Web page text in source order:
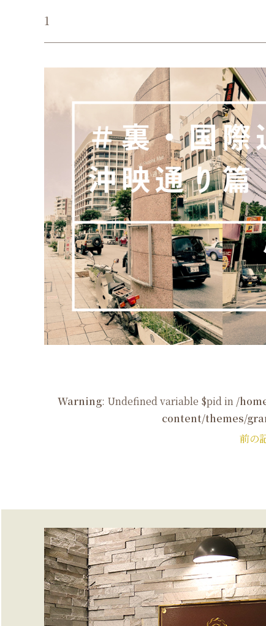
1
Warning: Undefined variable $pid in /
content/themes/
前の